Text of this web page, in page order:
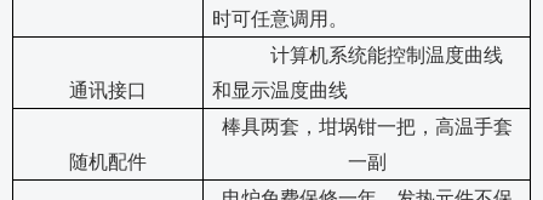
时可任意调用。
通讯接口
计算机系统能控制温度曲线
和显示温度曲线
随机配件
棒具两套，坩埚钳一把，高温手套
一副